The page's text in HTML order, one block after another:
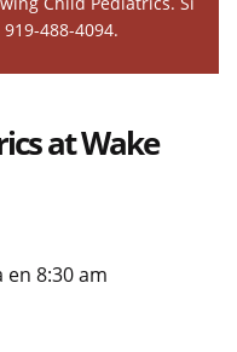
488-4094.
at Wake
8:30 am